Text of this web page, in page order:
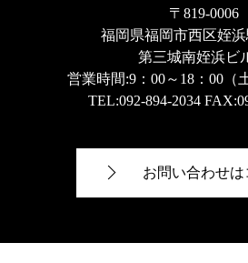
〒819-0006
福岡県福岡市西区姪浜
第三城南姪浜ビ
営業時間:9：00～18：00（
TEL:092-894-2034
お問い合わせは